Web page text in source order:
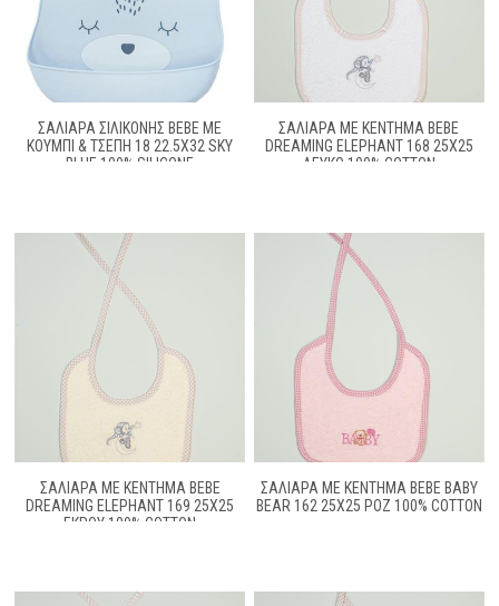
ΣΑΛΙΆΡΑ ΣΙΛΙΚΌΝΗΣ BEBE ΜΕ
ΚΟΥΜΠΊ & ΤΣΈΠΗ 18 22.5X32 SKY
BLUE 100% SILICONE
ΣΑΛΙΑΡΑ ΜΕ ΚΈΝΤΗΜΑ BEBE
DREAMING ELEPHANT 168 25X25
ΛΕΥΚΌ 100% COTTON
ΣΑΛΙΑΡΑ ΜΕ ΚΈΝΤΗΜΑ BEBE
DREAMING ELEPHANT 169 25X25
ΕΚΡΟΎ 100% COTTON
ΣΑΛΙΑΡΑ ΜΕ ΚΈΝΤΗΜΑ BEBE BABY
BEAR 162 25X25 ΡΟΖ 100% COTTON